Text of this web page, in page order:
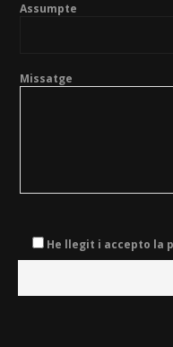
Assumpte
Missatge
He llegit i accepto la